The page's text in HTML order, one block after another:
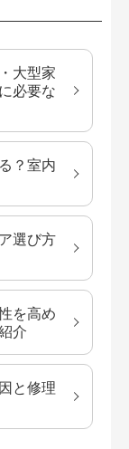
大型家
必要な
？室内
選び方
を高め
介
と修理